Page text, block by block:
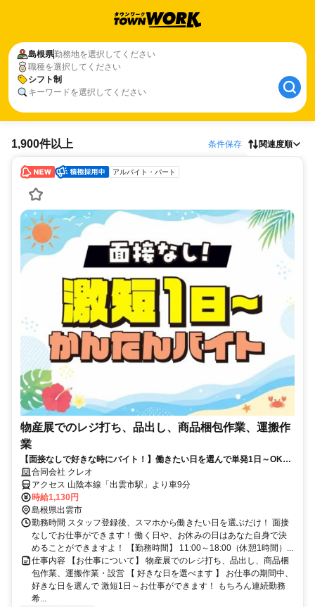
島根県勤務地を選択してください
職種を選択してください
シフト制
キーワードを選択してください
1,900件以上 条件保存 関連度順
アルバイト・パート
物産展でのレジ打ち、品出し、商品梱包作業、運搬作
業
【面接なしで好きな時にバイト！】働きたい日を選んで単発1日～OK！
お給料は即日払いでお財布も安心♪
合同会社 クレオ
アクセス 山陰本線「出雲市駅」より車9分
時給1,130円
島根県出雲市
勤務時間 スタッフ登録後、スマホから働きたい日を選ぶだけ！ 面接
なしでお仕事ができます！ 働く日や、お休みの日はあなた自身で決
めることができますよ！ 【勤務時間】 11:00～18:00（休憩1時間）...
仕事内容 【お仕事について】 物産展でのレジ打ち、品出し、商品梱
包作業、運搬作業・設営 【 好きな日を選べます 】 お仕事の期間中、
好きな日を選んで 激短1日～お仕事ができます！ もちろん連続勤務
希...